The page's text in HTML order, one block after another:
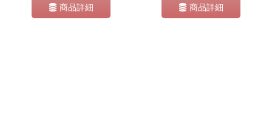
商品詳細 商品詳細